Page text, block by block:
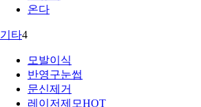
온다
기타4
모발이식
반영구눈썹
문신제거
레이저제모HOT